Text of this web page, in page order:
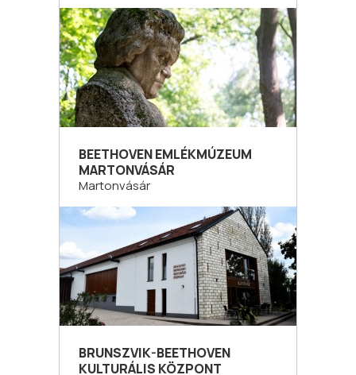
BEETHOVEN EMLÉKMÚZEUM
MARTONVÁSÁR
Martonvásár
BRUNSZVIK-BEETHOVEN
KULTURÁLIS KÖZPONT